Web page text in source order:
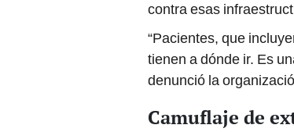
contra esas
“Pacientes, que
tienen a dónde ir. Es
denunció la
Camuflaje de